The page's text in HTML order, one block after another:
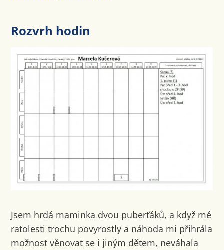
Rozvrh hodin
Jsem hrdá maminka dvou puberťáků, a když mé
ratolesti trochu povyrostly a náhoda mi přihrála
možnost věnovat se i jiným dětem, neváhala